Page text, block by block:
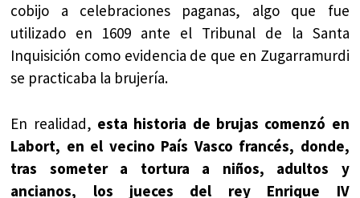
cobijo a celebraciones paganas, algo que fue
utilizado en 1609 ante el Tribunal de la Santa
Inquisición como evidencia de que en Zugarramurdi
se practicaba la brujería.
En realidad, esta historia de brujas comenzó en
Labort, en el vecino País Vasco francés, donde,
tras someter a tortura a niños, adultos y
ancianos, los jueces del rey Enrique IV